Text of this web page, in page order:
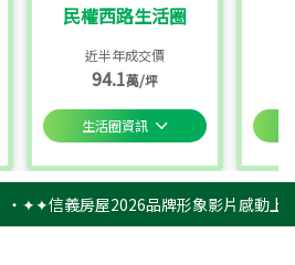
民權西路生活圈
近半年成交價
94.1萬/坪
生活圈資訊
‧✦✦信義房屋2026品牌形象影片感動上